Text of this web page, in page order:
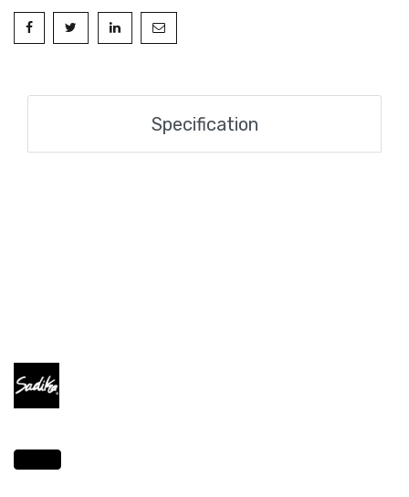
Specification